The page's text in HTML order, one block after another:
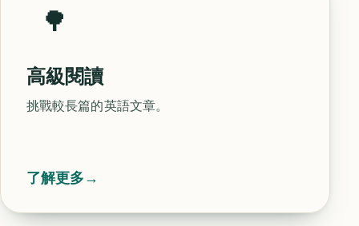
🌳
高級閱讀
挑戰較長篇的英語文章。
了解更多→